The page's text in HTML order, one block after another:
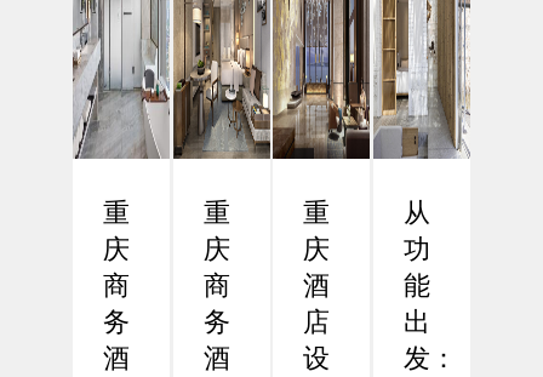
重
庆
商
务
酒
重
庆
商
务
酒
重
庆
酒
店
设
从
功
能
出
发：